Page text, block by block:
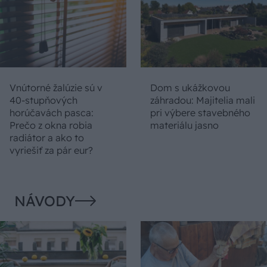
Vnútorné žalúzie sú v
40-stupňových
horúčavách pasca:
Prečo z okna robia
radiátor a ako to
vyriešiť za pár eur?
Dom s ukážkovou
záhradou: Majitelia mali
pri výbere stavebného
materiálu jasno
NÁVODY